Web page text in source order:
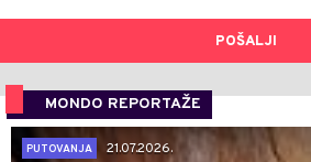
POŠALJI
MONDO REPORTAŽE
PUTOVANJA
21.07.2026.